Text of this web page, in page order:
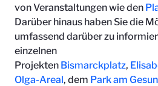
von Veranstaltungen wie den
Darüber hinaus haben Sie die
umfassend darüber zu
einzelnen
Projekten Bismarckplatz,
Olga-Areal, dem Park am